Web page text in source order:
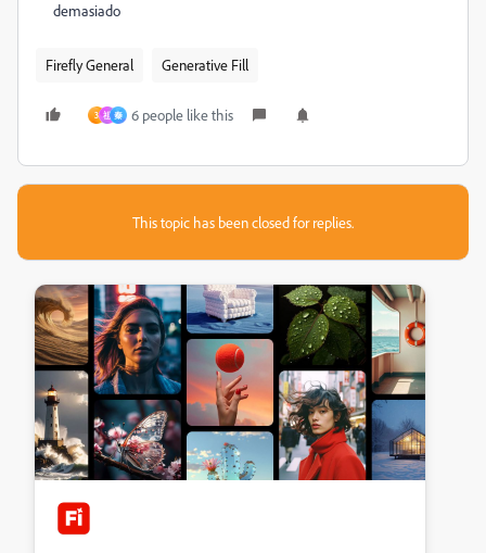
demasiado
Firefly General Generative Fill
3 祖 秦 6 people like this
This topic has been closed for replies.